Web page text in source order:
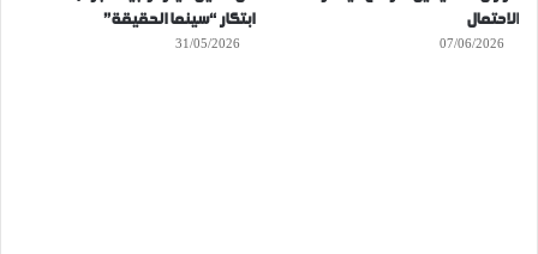
الاحتمال
07/06/2026
ابتكار “سينما الحقيقة”
31/05/2026